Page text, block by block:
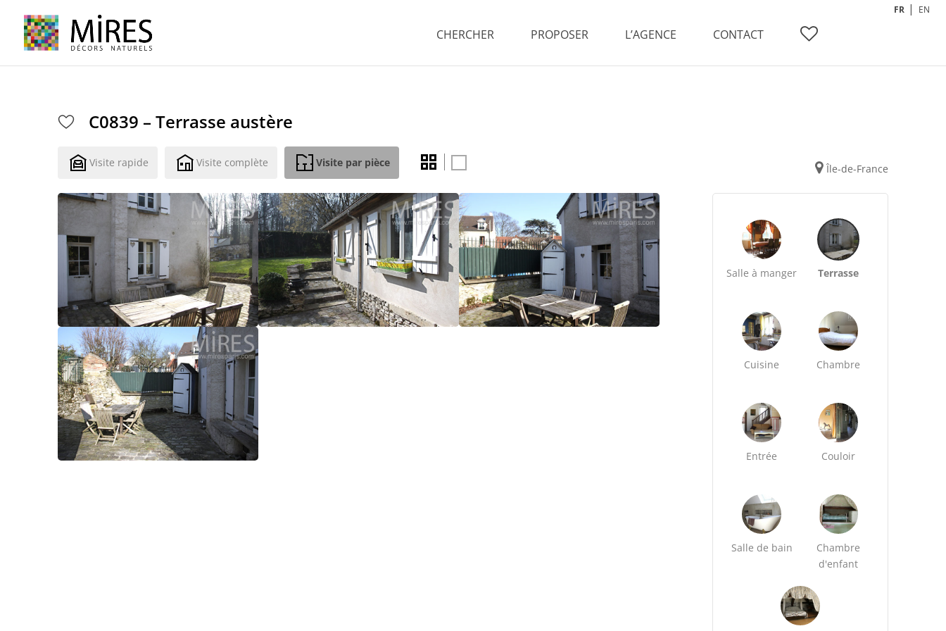
CHERCHER PROPOSER L’AGENCE CONTACT
FR EN
C0839 – Terrasse austère
Visite rapide Visite complète Visite par pièce Île-de-France
Salle à manger Terrasse
Cuisine Chambre
Entrée Couloir
Salle de bain
Chambre
d'enfant